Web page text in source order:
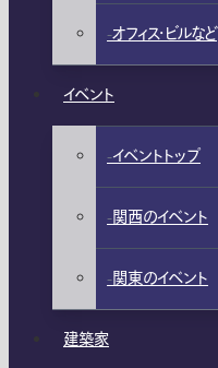
オフィス・ビルなど
イベント
イベントトップ
関西のイベント
関東のイベント
建築家